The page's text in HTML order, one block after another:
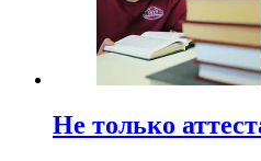
Не только